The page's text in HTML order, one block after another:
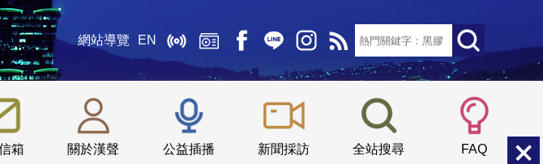
網站導覽 EN
箱 關於漢聲 公益插播 新聞採訪 全站搜尋 FAQ
小 中